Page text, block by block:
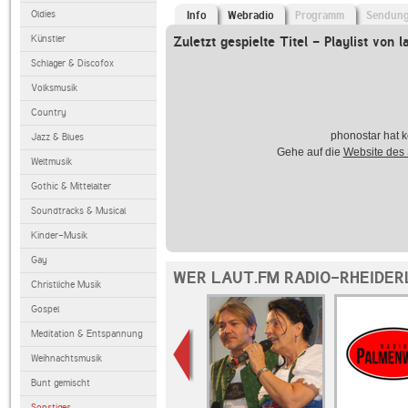
Oldies
Künstler
Schlager & Discofox
Volksmusik
Country
Jazz & Blues
Weltmusik
Gothic & Mittelalter
Soundtracks & Musical
Kinder-Musik
Gay
Christliche Musik
Gospel
Meditation & Entspannung
Weihnachtsmusik
Bunt gemischt
Info Webradio Programm
Zuletzt gespielte Titel - Playlist von
phonostar hat
Gehe auf die Website des
WER LAUT.FM RADIO-